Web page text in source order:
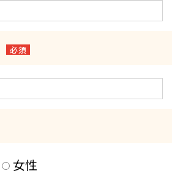
必須
女性